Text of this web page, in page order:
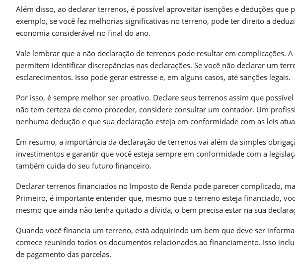
Além disso, ao declarar terrenos, é possível aproveitar isenções e deduções
exemplo, se você fez melhorias significativas no terreno, pode ter direito a
economia considerável no final do ano.
Vale lembrar que a não declaração de terrenos pode resultar em complicações.
permitem identificar discrepâncias nas declarações. Se você não declarar um
esclarecimentos. Isso pode gerar estresse e, em alguns casos, até sanções legais.
Por isso, é sempre melhor ser proativo. Declare seus terrenos assim que
não tem certeza de como proceder, considere consultar um contador. Um
nenhuma dedução e que sua declaração esteja em conformidade com as leis
Em resumo, a importância da declaração de terrenos vai além da simples
investimentos e garantir que você esteja sempre em conformidade com a
também cuida do seu futuro financeiro.
Declarar terrenos financiados no Imposto de Renda pode parecer complicado,
Primeiro, é importante entender que, mesmo que o terreno esteja financiado,
mesmo que ainda não tenha quitado a dívida, o bem precisa estar na sua
Quando você financia um terreno, está adquirindo um bem que deve ser
comece reunindo todos os documentos relacionados ao financiamento. Isso
de pagamento das parcelas.